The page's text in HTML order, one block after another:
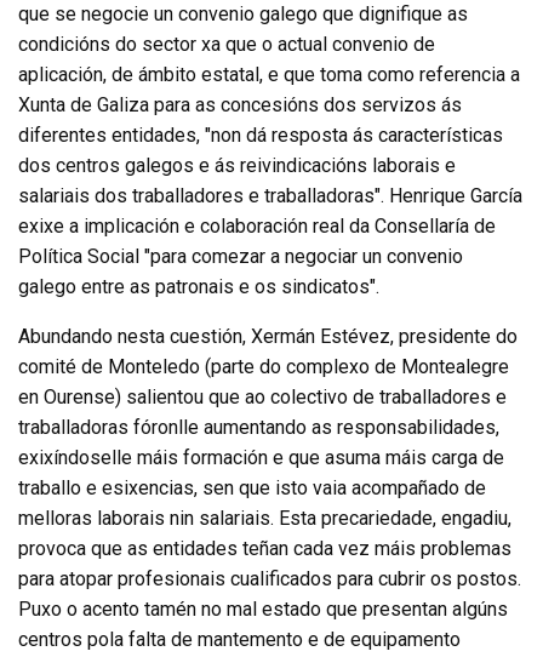
que se negocie un convenio galego que dignifique as
condicións do sector xa que o actual convenio de
aplicación, de ámbito estatal, e que toma como referencia a
Xunta de Galiza para as concesións dos servizos ás
diferentes entidades, "non dá resposta ás características
dos centros galegos e ás reivindicacións laborais e
salariais dos traballadores e traballadoras". Henrique García
exixe a implicación e colaboración real da Consellaría de
Política Social "para comezar a negociar un convenio
galego entre as patronais e os sindicatos".
Abundando nesta cuestión, Xermán Estévez, presidente do
comité de Monteledo (parte do complexo de Montealegre
en Ourense) salientou que ao colectivo de traballadores e
traballadoras fóronlle aumentando as responsabilidades,
exixíndoselle máis formación e que asuma máis carga de
traballo e esixencias, sen que isto vaia acompañado de
melloras laborais nin salariais. Esta precariedade, engadiu,
provoca que as entidades teñan cada vez máis problemas
para atopar profesionais cualificados para cubrir os postos.
Puxo o acento tamén no mal estado que presentan algúns
centros pola falta de mantemento e de equipamento